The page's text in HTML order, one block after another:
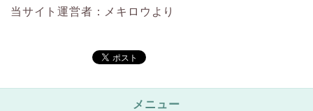
当サイト運営者：メキロウより
メニュー